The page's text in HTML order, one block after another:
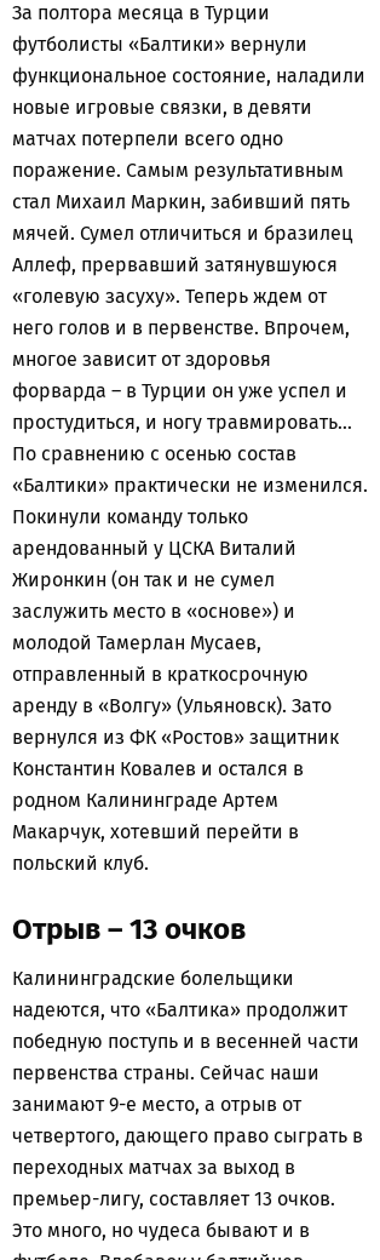
За полтора месяца в Турции
футболисты «Балтики» вернули
функциональное состояние, наладили
новые игровые связки, в девяти
матчах потерпели всего одно
поражение. Самым результативным
стал Михаил Маркин, забивший пять
мячей. Сумел отличиться и бразилец
Аллеф, прервавший затянувшуюся
«голевую засуху». Теперь ждем от
него голов и в первенстве. Впрочем,
многое зависит от здоровья
форварда – в Турции он уже успел и
простудиться, и ногу травмировать…
По сравнению с осенью состав
«Балтики» практически не изменился.
Покинули команду только
арендованный у ЦСКА Виталий
Жиронкин (он так и не сумел
заслужить место в «основе») и
молодой Тамерлан Мусаев,
отправленный в краткосрочную
аренду в «Волгу» (Ульяновск). Зато
вернулся из ФК «Ростов» защитник
Константин Ковалев и остался в
родном Калининграде Артем
Макарчук, хотевший перейти в
польский клуб.
Отрыв – 13 очков
Калининградские болельщики
надеются, что «Балтика» продолжит
победную поступь и в весенней части
первенства страны. Сейчас наши
занимают 9-е место, а отрыв от
четвертого, дающего право сыграть в
переходных матчах за выход в
премьер-лигу, составляет 13 очков.
Это много, но чудеса бывают и в